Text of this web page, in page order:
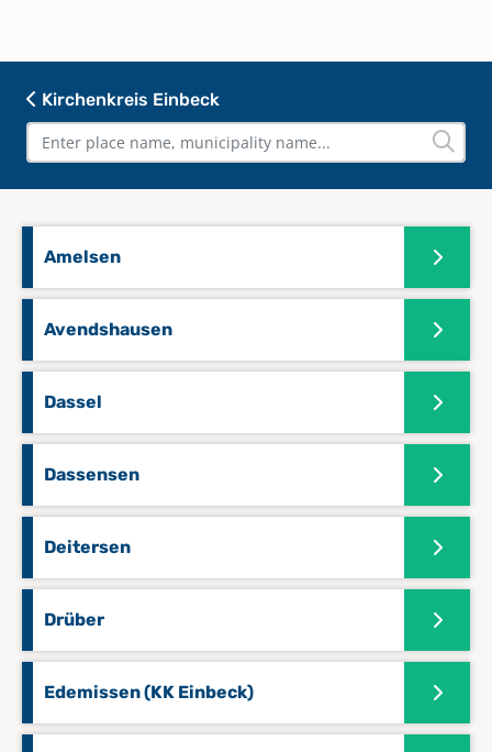
Kirchenkreis Einbeck
Amelsen
Avendshausen
Dassel
Dassensen
Deitersen
Drüber
Edemissen (KK Einbeck)